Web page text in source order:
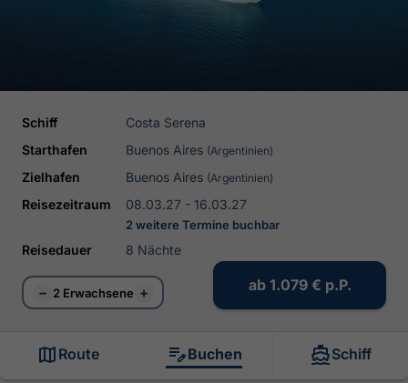
Schiff
Costa Serena
Starthafen
Buenos Aires (Argentinien)
Zielhafen Buenos Aires (Argentinien)
Reisezeitraum 08.03.27 - 16.03.27
2 weitere Termine buchbar
Reisedauer 8 Nächte
− 2 Erwachsene + ab 1.079 € p.P.
Route Buchen Schiff